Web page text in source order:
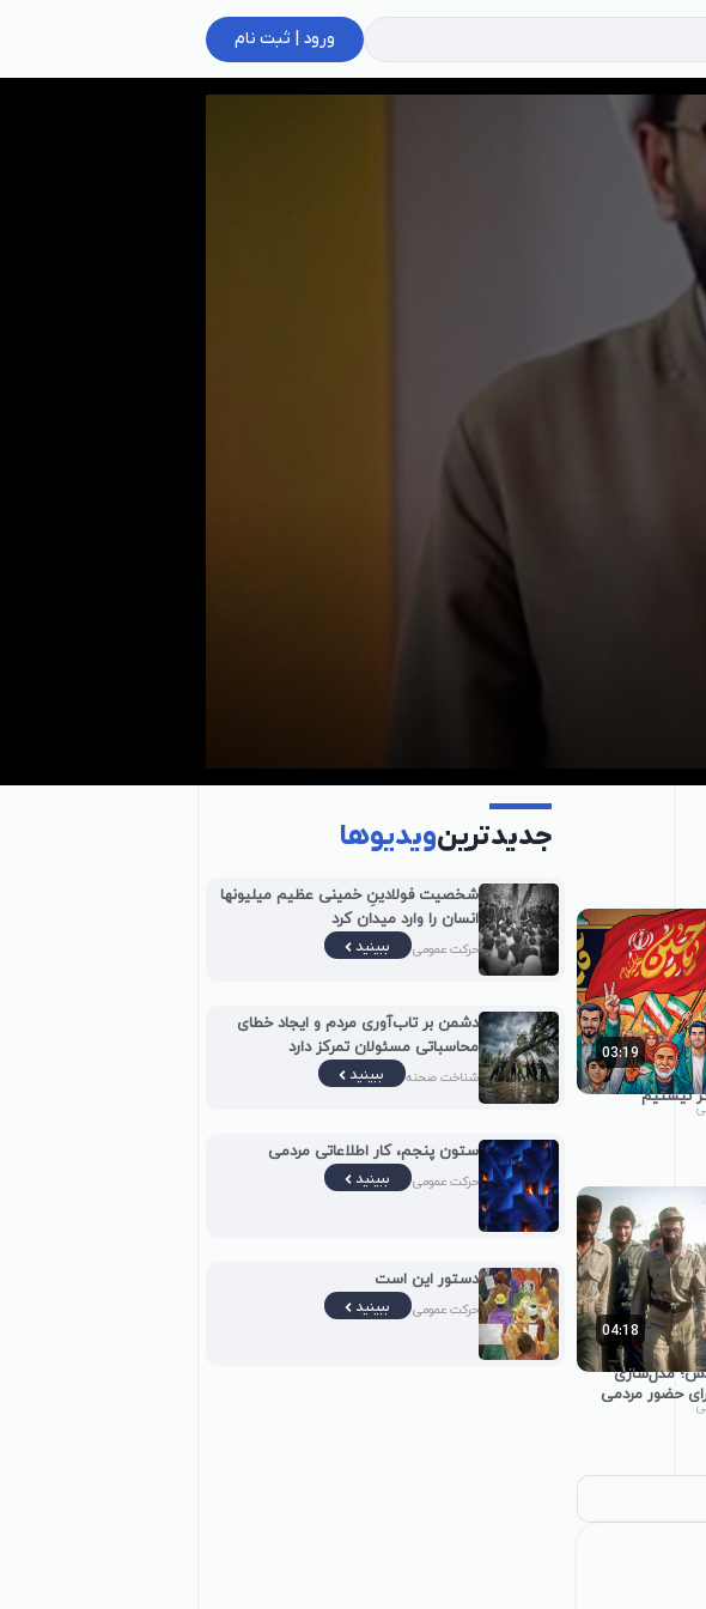
ورود | ثبت نام
03:19
نیستیم
04:18
مدل‌سازی
حضور مردمی
جدیدترینویدیوها
شخصیت فولادینِ خمینی عظیم میلیونها
انسان را وارد میدان کرد
حرکت عمومی ببینید
دشمن بر تاب‌آوری مردم و ایجاد خطای
محاسباتی مسئولان تمرکز دارد
شناخت صحنه ببینید
ستون پنجم، کار اطلاعاتی مردمی
حرکت عمومی ببینید
دستور این است
حرکت عمومی ببینید